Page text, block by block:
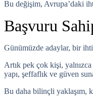
Bu değişim, Avrupa’daki
Başvuru
Günümüzde adaylar, bir
Artık pek çok kişi,
yapı, şeffaflık ve güven
Bu daha bilinçli yaklaşım,